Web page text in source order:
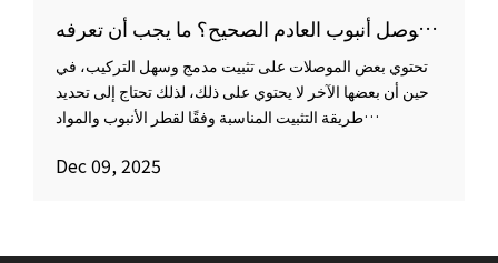
كيفية اختيار موصل أنبوب العادم الصحيح؟ ما يجب أن تعرفه
تحتوي بعض الموصلات على تثبيت مدمج وسهل التركيب، في
حين أن بعضها الآخر لا يحتوي على ذلك، لذلك تحتاج إلى تحديد
طريقة التثبيت المناسبة وفقًا لقطر الأنبوب والمواد
يؤدي التثبيت الخاطئ إلى ارتخاء الأنبوب أو تسربه أو حدوث
Dec 09, 2025